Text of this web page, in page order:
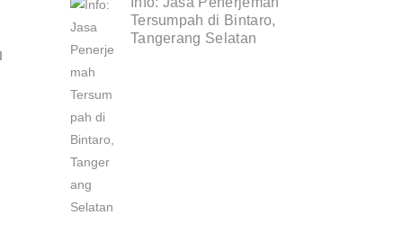
Tersumpah di Bintaro,
Tangerang Selatan